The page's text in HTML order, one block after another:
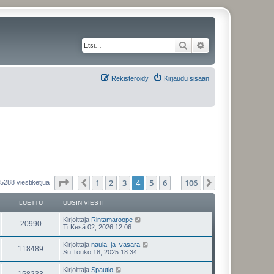
Etsi
Kirjaudu sisään
Rekisteröidy
5288 viestiketjua Sivu 106
Edellinen
1 2 3 4 5 6 106
LUETTU UUSIN VIESTI
20990 Kirjoittaja Rintamaroope
Ti Kesä 02, 2026 12:06
118489 Kirjoittaja naula_ja_vasara
Su Touko 18, 2025 18:34
Kirjoittaja Spautio